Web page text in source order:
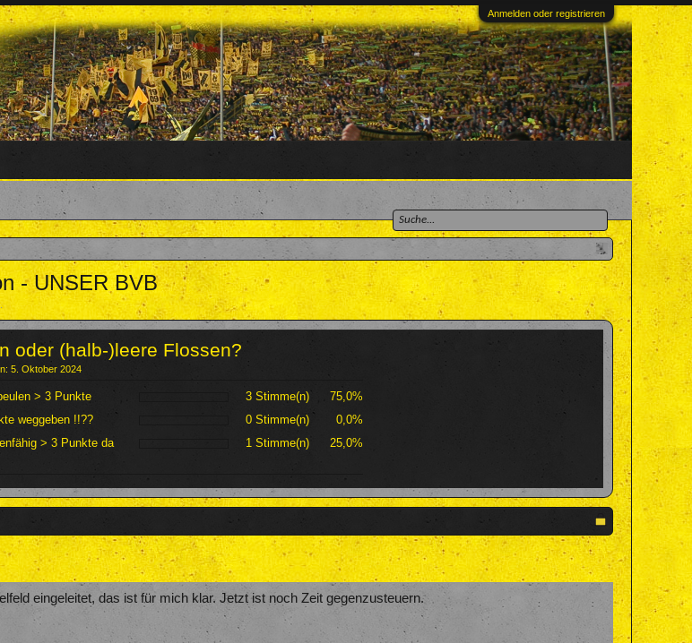
Anmelden oder registrieren
- UNSER BVB
.
oder (halb-)leere Flossen?
5. Oktober 2024
> 3 Punkte 3 Stimme(n)
75,0%
weggeben !!??
0 Stimme(n)
0,0%
> 3 Punkte da
1 Stimme(n) 25,0%
eingeleitet, das ist für mich klar. Jetzt ist noch Zeit gegenzusteuern.